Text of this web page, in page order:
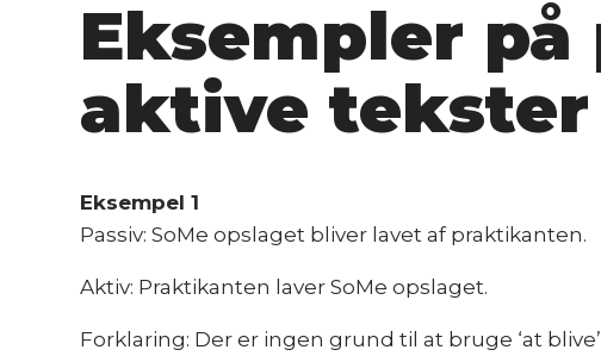
Eksempler på
aktive tekster
Eksempel 1
Passiv: SoMe opslaget bliver lavet af praktikanten.
Aktiv: Praktikanten laver SoMe opslaget.
Forklaring: Der er ingen grund til at bruge ‘at